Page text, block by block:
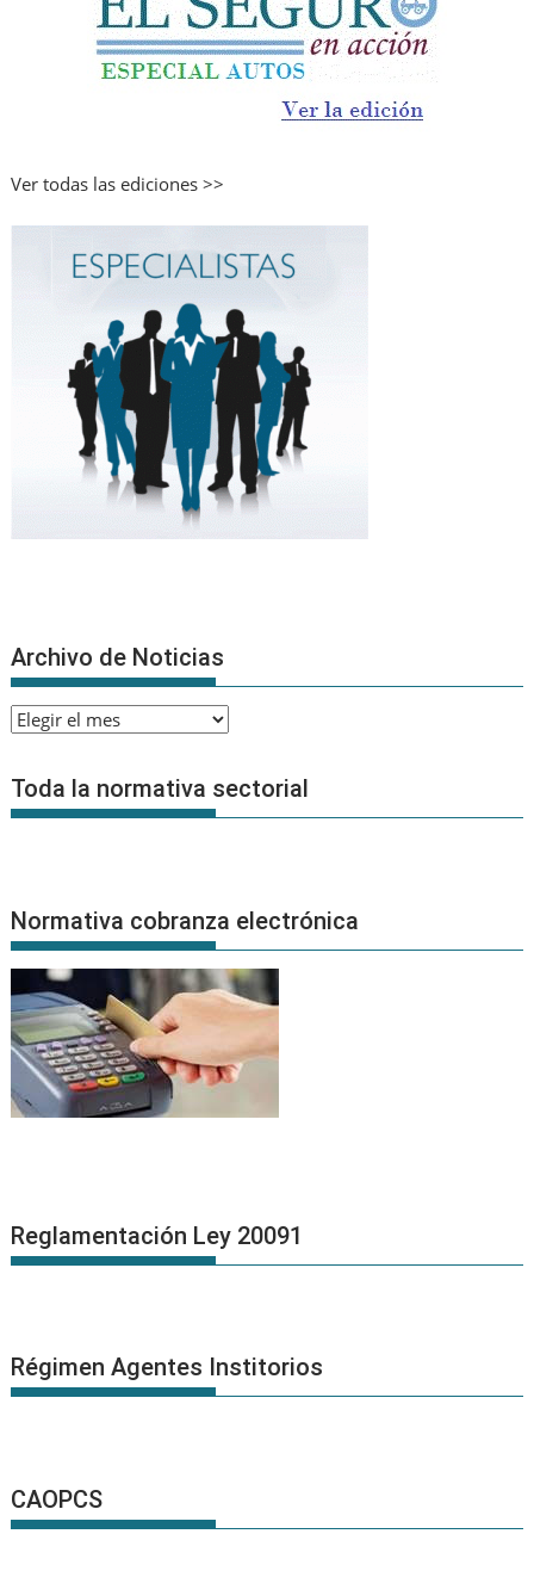
Ver todas las ediciones >>
Archivo de Noticias
Archivo
Noticias
Toda la normativa sectorial
Normativa cobranza electrónica
Reglamentación Ley 20091
Régimen Agentes Institorios
CAOPCS